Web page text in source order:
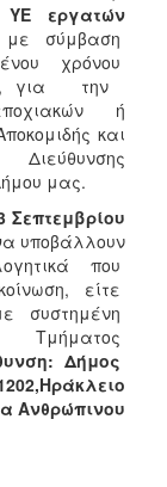
εργατών
με σύμβαση
χρόνου
για την
ή
και
μας.
Σεπτεμβρίου
α υποβάλλουν
που
είτε
συστημένη
Δήμος
Ανθρώπινου